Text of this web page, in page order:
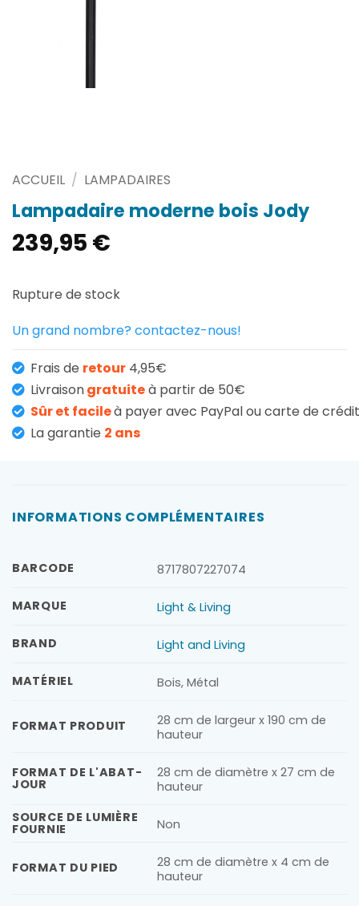
ACCUEIL / LAMPADAIRES
Lampadaire moderne bois Jody
239,95 €
Rupture de stock
Un grand nombre? contactez-nous!
Frais de retour 4,95€
Livraisongratuiteà partir de 50€
Sûr et facileà payer avec PayPal ou carte de crédit
La garantie 2 ans
INFORMATIONS COMPLÉMENTAIRES
BARCODE 8717807227074
MARQUE Light & Living
BRAND Light and Living
MATÉRIEL Bois, Métal
FORMAT PRODUIT
28 cm de largeur x 190 cm de
hauteur
FORMAT DE L'ABAT-
JOUR
28 cm de diamètre x 27 cm de
hauteur
SOURCE DE LUMIÈRE
FOURNIE Non
FORMAT DU PIED
28 cm de diamètre x 4 cm de
hauteur